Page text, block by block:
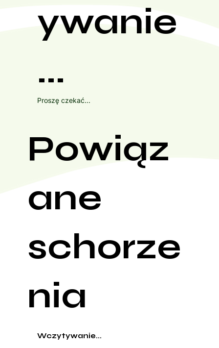
ywanie
...
Proszę czekać...
Powiąz
ane
schorze
nia
Wczytywanie...